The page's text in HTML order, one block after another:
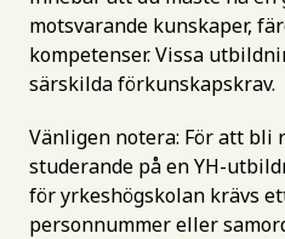
motsvarande kunskaper,
kompetenser. Vissa
särskilda förkunskapskrav.
Vänligen notera: För att bli
studerande på en YH-
för yrkeshögskolan krävs
personnummer eller